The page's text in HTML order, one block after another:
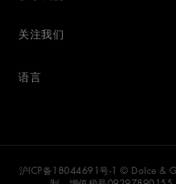
关注我们
语言
沪ICP备18044691号-1 © Dolce &